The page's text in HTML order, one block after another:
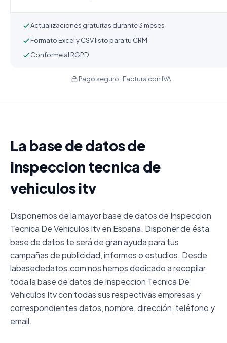
Actualizaciones gratuitas durante 3 meses
Formato Excel y CSV listo para tu CRM
Conforme al RGPD
Pago seguro · Factura con IVA
La base de datos de
inspeccion tecnica de
vehiculos itv
Disponemos de la mayor base de datos de Inspeccion
Tecnica De Vehiculos Itv en España. Disponer de ésta
base de datos te será de gran ayuda para tus
campañas de publicidad, informes o estudios. Desde
labasededatos.com nos hemos dedicado a recopilar
toda la base de datos de Inspeccion Tecnica De
Vehiculos Itv con todas sus respectivas empresas y
correspondientes datos, nombre, dirección, teléfono y
email.